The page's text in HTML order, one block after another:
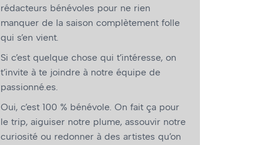
rédacteurs bénévoles pour ne rien
manquer de la saison complètement folle
qui s’en vient.
Si c’est quelque chose qui t’intéresse, on
t’invite à te joindre à notre équipe de
passionné.es.
Oui, c’est 100 % bénévole. On fait ça pour
le trip, aiguiser notre plume, assouvir notre
curiosité ou redonner à des artistes qu’on